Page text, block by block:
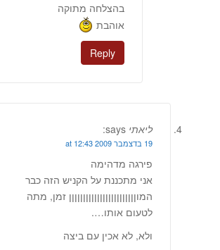
בהצלחה מתוקה
אוהבת
Reply
ליאתי says:
19 בדצמבר 2009 at 12:43
פירגה מדהימה
אני מתכננת על הקניש הזה כבר
המוןןןןןןןןןןןןןןןןןןןןןןןן זמן, מתה
לטעום אותו….
ולא, לא אכין עם ביצה